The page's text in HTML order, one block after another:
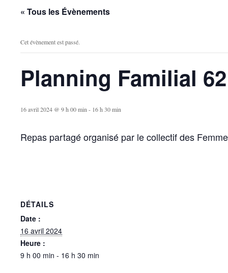
« Tous les Évènements
Cet évènement est passé.
Planning Familial 62
16 avril 2024 @ 9 h 00 min - 16 h 30 min
Repas partagé organisé par le collectif des
DÉTAILS
Date :
16 avril 2024
Heure :
9 h 00 min - 16 h 30 min